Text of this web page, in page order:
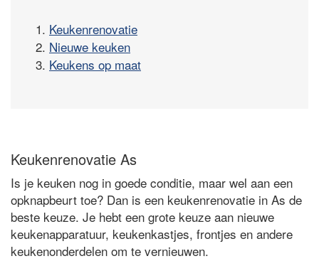
1. Keukenrenovatie
2. Nieuwe keuken
3. Keukens op maat
Keukenrenovatie As
Is je keuken nog in goede conditie, maar wel aan een
opknapbeurt toe? Dan is een keukenrenovatie in As de
beste keuze. Je hebt een grote keuze aan nieuwe
keukenapparatuur, keukenkastjes, frontjes en andere
keukenonderdelen om te vernieuwen.